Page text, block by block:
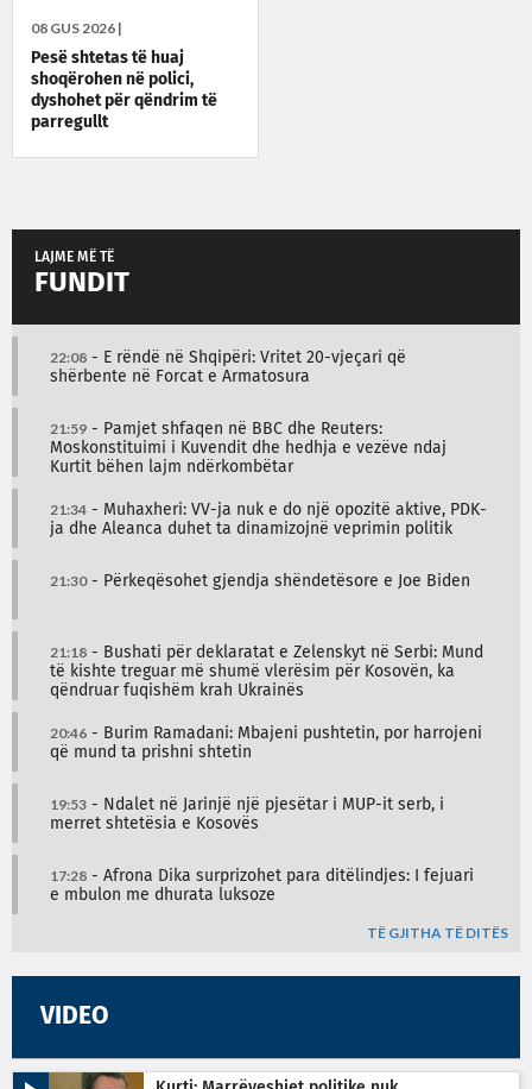
08 GUS 2026 |
Pesë shtetas të huaj
shoqërohen në polici,
dyshohet për qëndrim të
parregullt
LAJME MË TË
FUNDIT
22:08 - E rëndë në Shqipëri: Vritet 20-vjeçari që
shërbente në Forcat e Armatosura
21:59 - Pamjet shfaqen në BBC dhe Reuters:
Moskonstituimi i Kuvendit dhe hedhja e vezëve ndaj
Kurtit bëhen lajm ndërkombëtar
21:34 - Muhaxheri: VV-ja nuk e do një opozitë aktive, PDK-
ja dhe Aleanca duhet ta dinamizojnë veprimin politik
21:30- Përkeqësohet gjendja shëndetësore e Joe Biden
21:18 - Bushati për deklaratat e Zelenskyt në Serbi: Mund
të kishte treguar më shumë vlerësim për Kosovën, ka
qëndruar fuqishëm krah Ukrainës
20:46 - Burim Ramadani: Mbajeni pushtetin, por harrojeni
që mund ta prishni shtetin
19:53 - Ndalet në Jarinjë një pjesëtar i MUP-it serb, i
merret shtetësia e Kosovës
17:28 - Afrona Dika surprizohet para ditëlindjes: I fejuari
e mbulon me dhurata luksoze
TË GJITHA TË DITËS
VIDEO